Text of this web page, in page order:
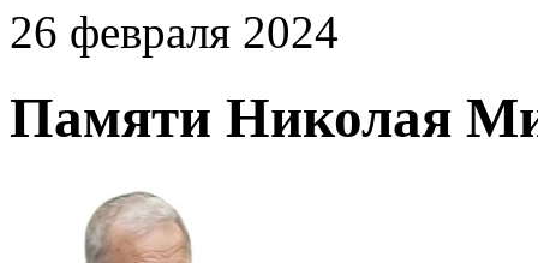
26 февраля 2024
Памяти Николая